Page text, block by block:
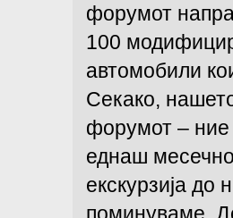
форумот
100
автомобили
Секако,
форумот – ние
еднаш
екскурзија до